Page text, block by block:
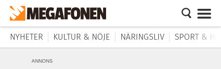
NYHETER KULTUR & NÖJE NÄRINGSLIV SPORT &
ANNONS